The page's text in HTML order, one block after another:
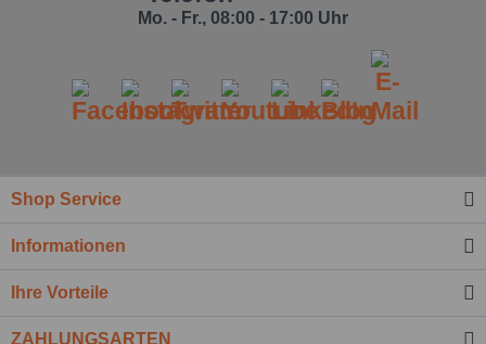
Mo. - Fr., 08:00 - 17:00 Uhr
Shop Service
Informationen
Ihre Vorteile
ZAHLUNGSARTEN